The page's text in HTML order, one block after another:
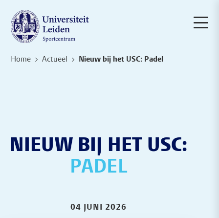
Home Actueel Nieuw bij het USC: Padel
NIEUW BIJ HET USC:
PADEL
04 JUNI 2026